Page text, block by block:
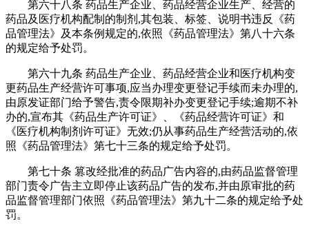
第六十八条 药品生产企业、药品经营企业生产、经营的
药品及医疗机构配制的制剂,其包装、标签、说明书违反《药
品管理法》及本条例规定的,依照《药品管理法》第八十六条
的规定给予处罚。
第六十九条 药品生产企业、药品经营企业和医疗机构变
更药品生产经营许可事项,应当办理变更登记手续而未办理的,
由原发证部门给予警告,责令限期补办变更登记手续;逾期不补
办的,宣布其《药品生产许可证》、《药品经营许可证》和
《医疗机构制剂许可证》无效;仍从事药品生产经营活动的,依
照《药品管理法》第七十三条的规定给予处罚。
第七十条 篡改经批准的药品广告内容的,由药品监督管理
部门责令广告主立即停止该药品广告的发布,并由原审批的药
品监督管理部门依照《药品管理法》第九十二条的规定给予处
罚。